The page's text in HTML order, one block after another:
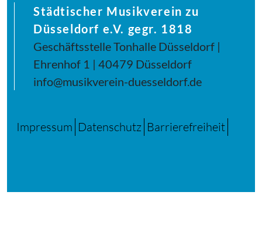
Städtischer Musikverein zu
Düsseldorf e.V. gegr. 1818
Geschäftsstelle Tonhalle Düsseldorf |
Ehrenhof 1 | 40479 Düsseldorf
info@musikverein-duesseldorf.de
Impressum Datenschutz Barrierefreiheit